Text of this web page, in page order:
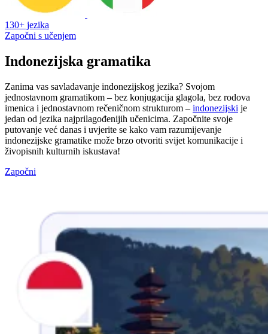
130+ jezika
Započni s učenjem
Indonezijska gramatika
Zanima vas savladavanje indonezijskog jezika? Svojom
jednostavnom gramatikom – bez konjugacija glagola, bez rodova
imenica i jednostavnom rečeničnom strukturom – indonezijski je
jedan od jezika najprilagođenijih učenicima. Započnite svoje
putovanje već danas i uvjerite se kako vam razumijevanje
indonezijske gramatike može brzo otvoriti svijet komunikacije i
živopisnih kulturnih iskustava!
Započni